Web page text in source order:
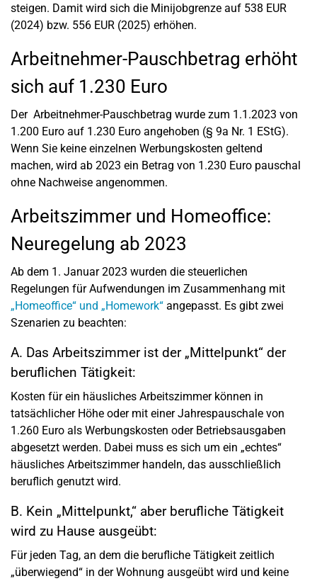
steigen. Damit wird sich die Minijobgrenze auf 538 EUR
(2024) bzw. 556 EUR (2025) erhöhen.
Arbeitnehmer-Pauschbetrag erhöht
sich auf 1.230 Euro
Der Arbeitnehmer-Pauschbetrag wurde zum 1.1.2023 von
1.200 Euro auf 1.230 Euro angehoben (§ 9a Nr. 1 EStG).
Wenn Sie keine einzelnen Werbungskosten geltend
machen, wird ab 2023 ein Betrag von 1.230 Euro pauschal
ohne Nachweise angenommen.
Arbeitszimmer und Homeoffice:
Neuregelung ab 2023
Ab dem 1. Januar 2023 wurden die steuerlichen
Regelungen für Aufwendungen im Zusammenhang mit
„Homeoffice“ und „Homework“ angepasst. Es gibt zwei
Szenarien zu beachten:
A. Das Arbeitszimmer ist der „Mittelpunkt“ der
beruflichen Tätigkeit:
Kosten für ein häusliches Arbeitszimmer können in
tatsächlicher Höhe oder mit einer Jahrespauschale von
1.260 Euro als Werbungskosten oder Betriebsausgaben
abgesetzt werden. Dabei muss es sich um ein „echtes“
häusliches Arbeitszimmer handeln, das ausschließlich
beruflich genutzt wird.
B. Kein „Mittelpunkt,“ aber berufliche Tätigkeit
wird zu Hause ausgeübt:
Für jeden Tag, an dem die berufliche Tätigkeit zeitlich
„überwiegend“ in der Wohnung ausgeübt wird und keine